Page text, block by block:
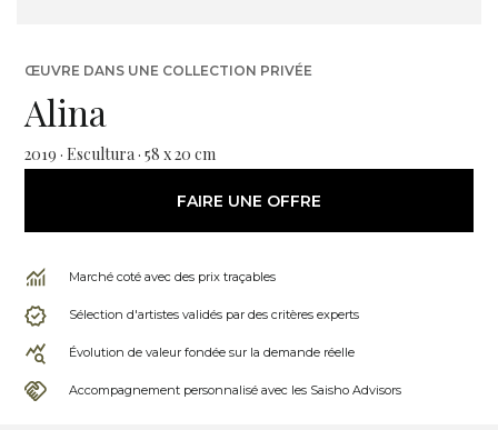
ŒUVRE DANS UNE COLLECTION PRIVÉE
Alina
2019 · Escultura · 58 x 20 cm
FAIRE UNE OFFRE
Marché coté avec des prix traçables
Sélection d'artistes validés par des critères experts
Évolution de valeur fondée sur la demande réelle
Accompagnement personnalisé avec les Saisho Advisors